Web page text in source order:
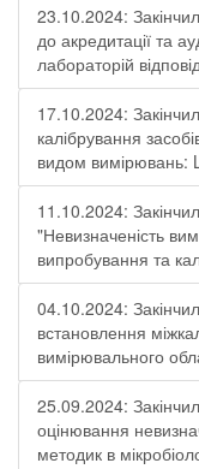
23.10.2024:
до акредитації та
лабораторій
17.10.2024:
калібрування
видом
11.10.2024:
"Невизначеність
випробування та
04.10.2024:
встановлення
вимірювального
25.09.2024:
оцінювання
методик в